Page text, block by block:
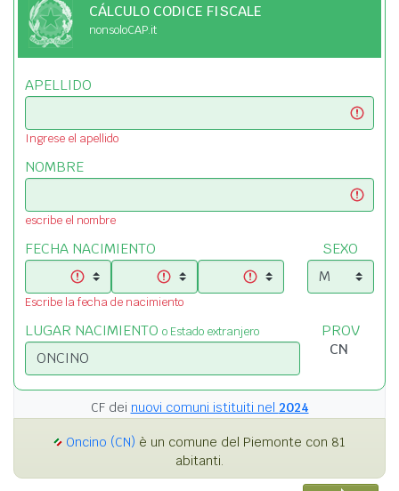
CÁLCULO CODICE FISCALE
nonsoloCAP.it
APELLIDO
Ingrese el apellido
NOMBRE
escribe el nombre
FECHA NACIMIENTO
Escribe la fecha de nacimiento
SEXO
LUGAR NACIMIENTO o Estado extranjero PROV
CF dei nuovi comuni istituiti nel 2024
Oncino (CN) è un comune del Piemonte con 81
abitanti.